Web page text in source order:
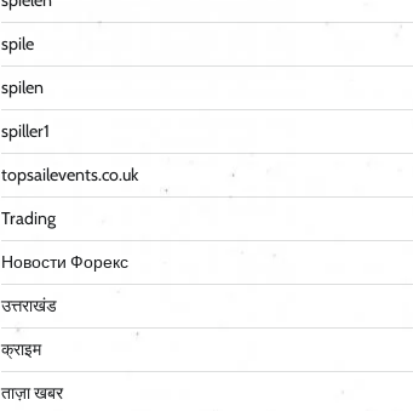
spile
spilen
spiller1
topsailevents.co.uk
Trading
Новости Форекс
उत्तराखंड
क्राइम
ताज़ा खबर